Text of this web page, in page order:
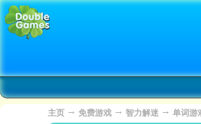
主页 → 免费游戏 → 智力解迷 → 单词游